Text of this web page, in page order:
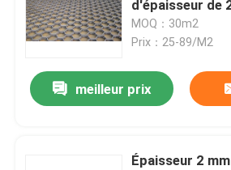
d'épaisseur de
MOQ：30m2
Prix：25-89/M2
meilleur prix
Épaisseur 2